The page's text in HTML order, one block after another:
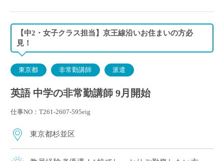
【中2・女子クラス担当】京王線沿いお住まいの方必
見！
東京都 非常勤講師 派遣
英語 中学の非常勤講師 9月開始
仕事NO：T261-2607-595eig
東京都杉並区